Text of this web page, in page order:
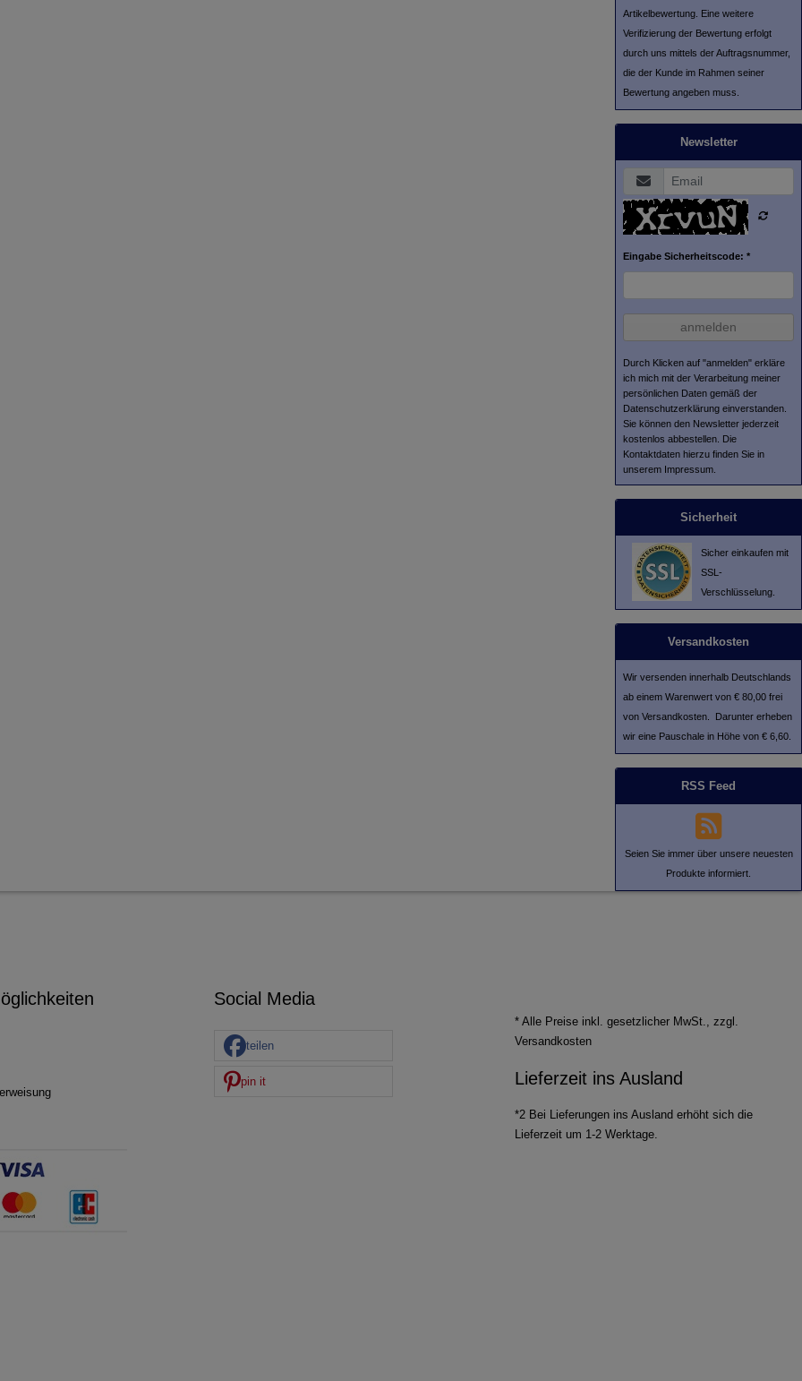
Artikelbewertung. Eine weitere
Verifizierung der Bewertung erfolgt
durch uns mittels der Auftragsnummer,
die der Kunde im Rahmen seiner
Bewertung angeben muss.
Newsletter
Eingabe Sicherheitscode: *
anmelden
Durch Klicken auf "anmelden" erkläre
ich mich mit der Verarbeitung meiner
persönlichen Daten gemäß der
Datenschutzerklärung einverstanden.
Sie können den Newsletter jederzeit
kostenlos abbestellen. Die
Kontaktdaten hierzu finden Sie in
unserem Impressum.
Sicherheit
Sicher einkaufen mit
SSL-
Verschlüsselung.
Versandkosten
Wir versenden innerhalb Deutschlands
ab einem Warenwert von € 80,00 frei
von Versandkosten. Darunter erheben
wir eine Pauschale in Höhe von € 6,60.
RSS Feed
Seien Sie immer über unsere neuesten
Produkte informiert.
Social Media
teilen
pin it
* Alle Preise inkl. gesetzlicher MwSt., zzgl.
Versandkosten
Lieferzeit ins Ausland
*2 Bei Lieferungen ins Ausland erhöht sich die
Lieferzeit um 1-2 Werktage.